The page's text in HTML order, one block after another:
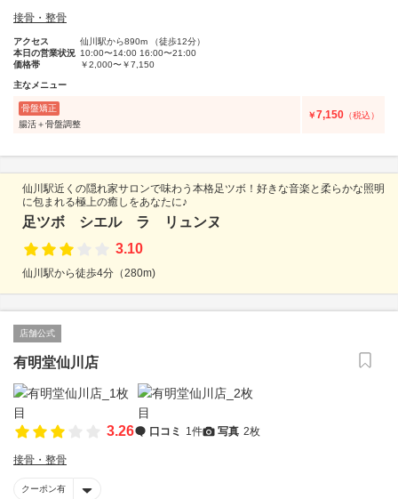
接骨・整骨
アクセス
仙川駅から890m （徒歩12分）
本日の営業状況 10:00〜14:00 16:00〜21:00
価格帯
￥2,000〜￥7,150
主なメニュー
骨盤矯正
腸活＋骨盤調整
￥7,150 （税込）
仙川駅近くの隠れ家サロンで味わう本格足ツボ！好きな音楽と柔らかな照明
に包まれる極上の癒しをあなたに♪
足ツボ シエル ラ リュンヌ
3.10
仙川駅から徒歩4分（280m)
店舗公式
有明堂仙川店
3.26 口コミ 1件 写真 2枚
接骨・整骨
クーポン有